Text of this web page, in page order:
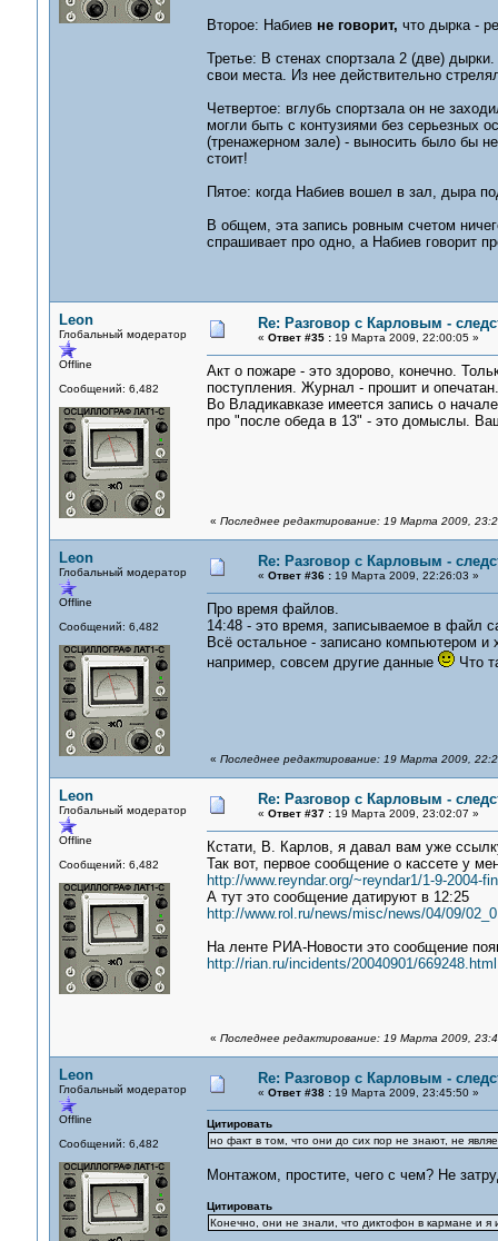
Второе: Набиев не говорит, что дырка -
Третье: В стенах спортзала 2 (две)
свои места. Из нее действительно
Четвертое: вглубь спортзала он не
могли быть с контузиями без серьезных
(тренажерном зале) - выносить было бы
стоит!
Пятое: когда Набиев вошел в зал, дыра
В общем, эта запись ровным счетом
спрашивает про одно, а Набиев говорит
Leon
Глобальный модератор
Offline
Сообщений: 6,482
Re: Разговор с Карловым -
« Ответ #35 :19 Марта 2009, 22:00:05 »
Акт о пожаре - это здорово, конечно.
поступления. Журнал - прошит и опечатан.
Во Владикавказе имеется запись о
про "после обеда в 13" - это домыслы.
« Последнее редактирование: 19 Марта 2009,
Leon
Глобальный модератор
Offline
Сообщений: 6,482
Re: Разговор с Карловым -
« Ответ #36 :19 Марта 2009, 22:26:03 »
Про время файлов.
14:48 - это время, записываемое в файл
Всё остальное - записано компьютером
например, совсем другие данные
Что
« Последнее редактирование: 19 Марта 2009,
Leon
Глобальный модератор
Offline
Сообщений: 6,482
Re: Разговор с Карловым -
« Ответ #37 :19 Марта 2009, 23:02:07 »
Кстати, В. Карлов, я давал вам уже
Так вот, первое сообщение о кассете у
http://www.reyndar.org/~reyndar1/1-9-2004-
А тут это сообщение датируют в 12:25
http://www.rol.ru/news/misc/news/04/09/
На ленте РИА-Новости это сообщение
http://rian.ru/incidents/20040901/669248.html
« Последнее редактирование: 19 Марта 2009,
Leon
Глобальный модератор
Offline
Сообщений: 6,482
Re: Разговор с Карловым -
« Ответ #38 :19 Марта 2009, 23:45:50 »
Цитировать
но факт в том, что они до сих пор не знают, не
Монтажом, простите, чего с чем? Не
Цитировать
Конечно, они не знали, что диктофон в кармане и я